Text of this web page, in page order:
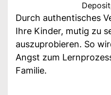
Durch authentisches
Ihre Kinder, mutig zu
auszuprobieren. So
Angst zum
Familie.